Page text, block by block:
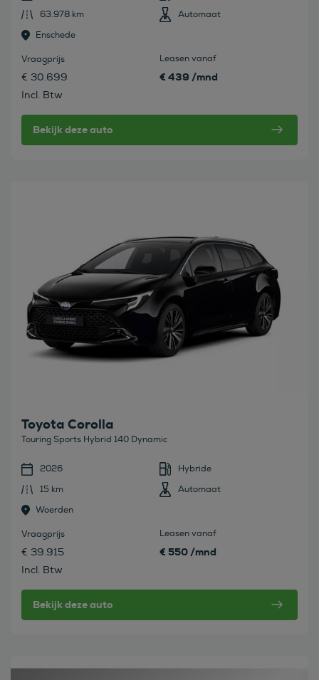
63.978 km
Automaat
Enschede
Vraagprijs
€ 30.699
Incl. Btw
Leasen vanaf
€ 439 /mnd
Bekijk deze auto
Toyota Corolla
Touring Sports Hybrid 140 Dynamic
2026
Hybride
15 km
Automaat
Woerden
Vraagprijs
€ 39.915
Incl. Btw
Leasen vanaf
€ 550 /mnd
Bekijk deze auto
Bekijk deze auto